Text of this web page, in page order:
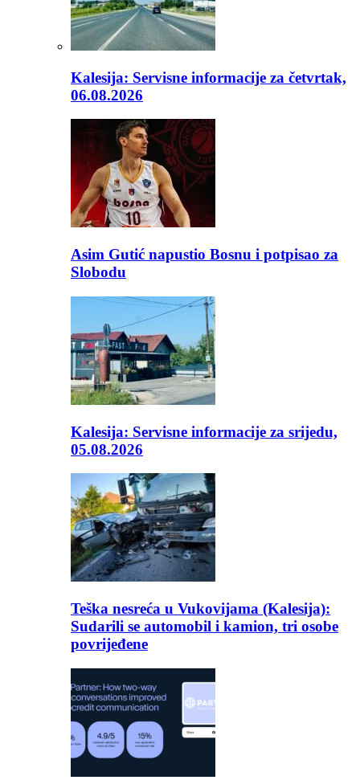
Kalesija: Servisne informacije za četvrtak,
06.08.2026
Asim Gutić napustio Bosnu i potpisao za
Slobodu
Kalesija: Servisne informacije za srijedu,
05.08.2026
Teška nesreća u Vukovijama (Kalesija):
Sudarili se automobil i kamion, tri osobe
povrijeđene